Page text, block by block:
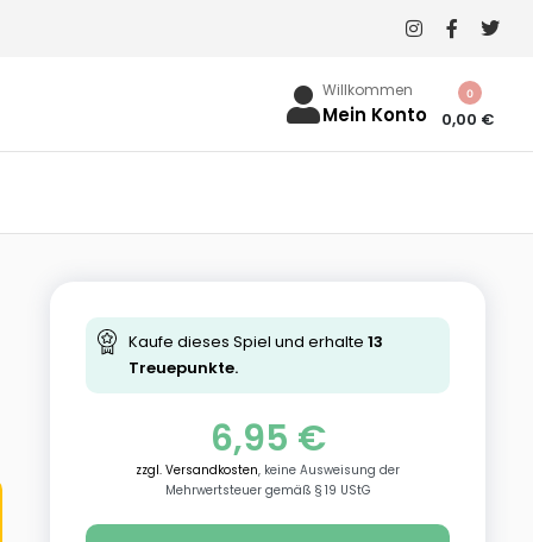
Willkommen
Mein Konto 0,00 €
0
Kaufe dieses Spiel und erhalte13
Treuepunkte.
6,95 €
zzgl. Versandkosten, keine Ausweisung der
Mehrwertsteuer gemäß § 19 UStG